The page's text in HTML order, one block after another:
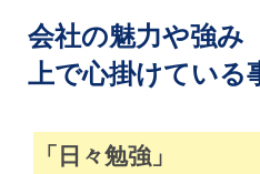
会社の魅力や強
上で心掛けている
「日々勉強」